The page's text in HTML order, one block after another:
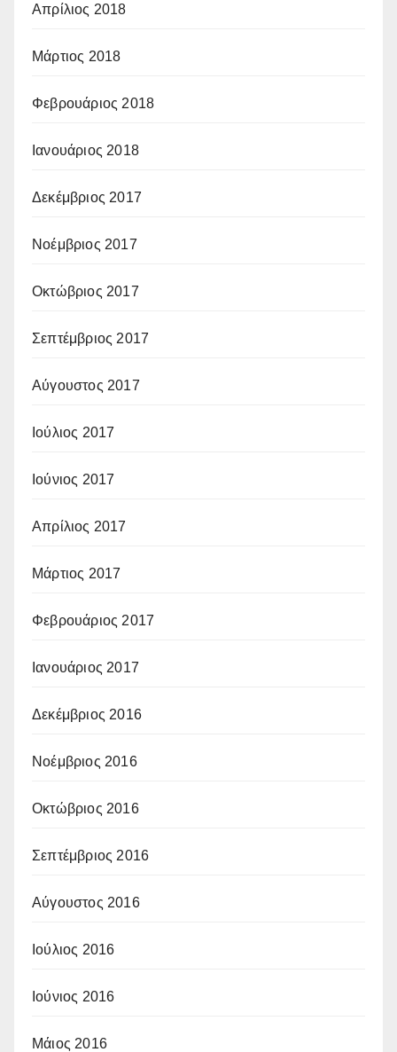
Απρίλιος 2018
Μάρτιος 2018
Φεβρουάριος 2018
Ιανουάριος 2018
Δεκέμβριος 2017
Νοέμβριος 2017
Οκτώβριος 2017
Σεπτέμβριος 2017
Αύγουστος 2017
Ιούλιος 2017
Ιούνιος 2017
Απρίλιος 2017
Μάρτιος 2017
Φεβρουάριος 2017
Ιανουάριος 2017
Δεκέμβριος 2016
Νοέμβριος 2016
Οκτώβριος 2016
Σεπτέμβριος 2016
Αύγουστος 2016
Ιούλιος 2016
Ιούνιος 2016
Μάιος 2016